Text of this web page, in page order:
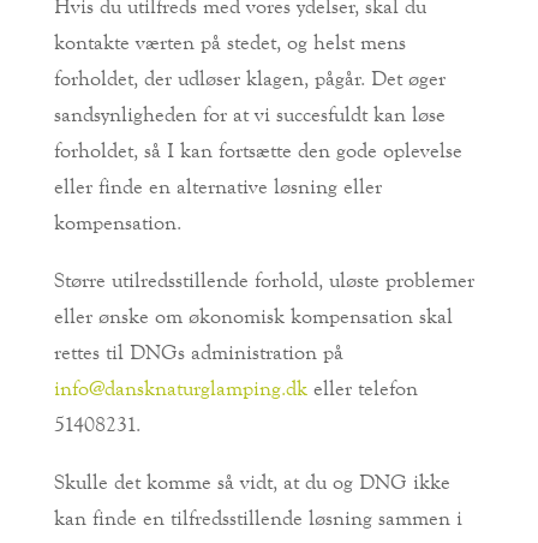
Hvis du utilfreds med vores ydelser, skal du
kontakte værten på stedet, og helst mens
forholdet, der udløser klagen, pågår. Det øger
sandsynligheden for at vi succesfuldt kan løse
forholdet, så I kan fortsætte den gode oplevelse
eller finde en alternative løsning eller
kompensation.
Større utilredsstillende forhold, uløste problemer
eller ønske om økonomisk kompensation skal
rettes til DNGs administration på
info@dansknaturglamping.dkeller telefon
51408231.
Skulle det komme så vidt, at du og DNG ikke
kan finde en tilfredsstillende løsning sammen i